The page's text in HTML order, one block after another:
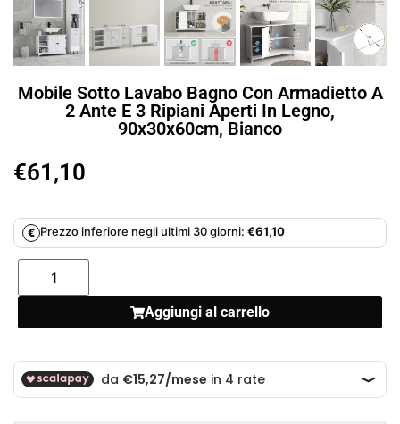
Mobile Sotto Lavabo Bagno Con Armadietto A
2 Ante E 3 Ripiani Aperti In Legno,
90x30x60cm, Bianco
€61,10
€ Prezzo inferiore negli ultimi 30 giorni: €61,10
Aggiungi al carrello